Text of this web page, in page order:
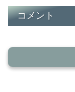
コメント